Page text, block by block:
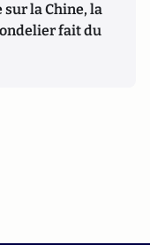
la Chine, la
fait du